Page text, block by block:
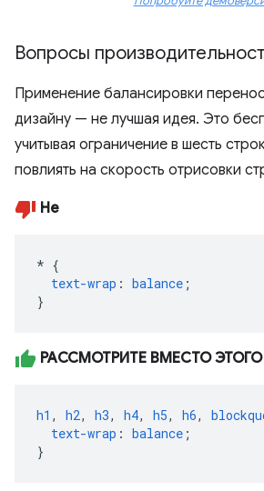
Вопросы
Применение балансировки
дизайну — не лучшая идея. Это
учитывая ограничение в шесть
повлиять на скорость отрисовки
Не
* {
text-wrap : balance ;
}
РАССМОТРИТЕ ВМЕСТО ЭТОГО
h1 , h2, h3, h4, h5, h6,
text-wrap : balance ;
}